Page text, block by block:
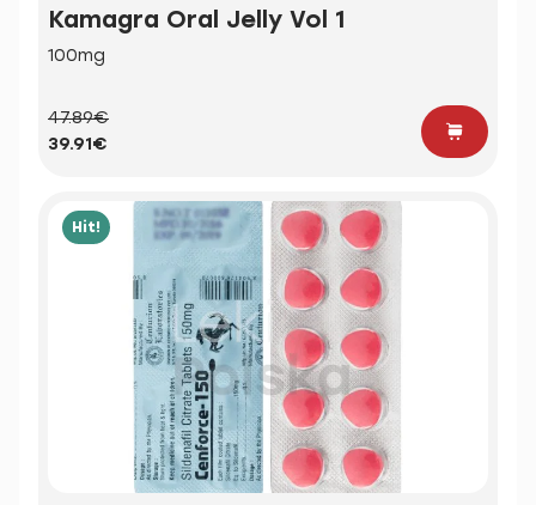
Kamagra Oral Jelly Vol 1
100mg
47.89€
39.91€
Hit!